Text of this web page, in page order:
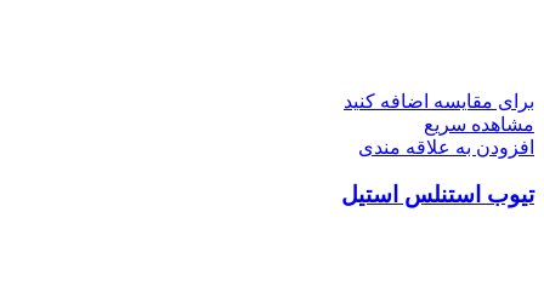
برای مقایسه اضافه کنید
مشاهده سریع
افزودن به علاقه مندی
تیوب استنلس استیل